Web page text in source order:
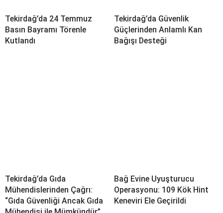
Tekirdağ’da 24 Temmuz
Basın Bayramı Törenle
Kutlandı
Tekirdağ’da Güvenlik
Güçlerinden Anlamlı Kan
Bağışı Desteği
Tekirdağ’da Gıda
Mühendislerinden Çağrı:
“Gıda Güvenliği Ancak Gıda
Bağ Evine Uyuşturucu
Operasyonu: 109 Kök Hint
Keneviri Ele Geçirildi